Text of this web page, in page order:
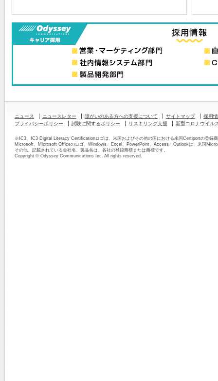
ニュース ニュースレター 障がいのある方への支援について サイトマップ
採用
プライバシーポリシー
試験に関するポリシー リスキリング支援 新型コロナウイル
※IC3、IC3 Digital Literacy Certificationロゴは、米国およびその他の国における米国Certiportの登録
Microsoft、Microsoft Officeのロゴ、Windows、Excel、PowerPoint、Access、Outlookは、米国
その他、記載されている会社名、製品名は、各社の登録商標または商標です。
Copyright © Odyssey Communications Inc. All rights reserved.